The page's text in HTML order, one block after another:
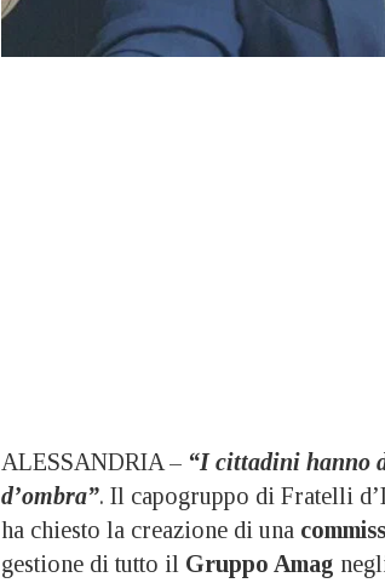
ALESSANDRIA – “I cittadini hanno
d’ombra”. Il capogruppo di Fratelli
ha chiesto la creazione di una
gestione di tutto il Gruppo Amag